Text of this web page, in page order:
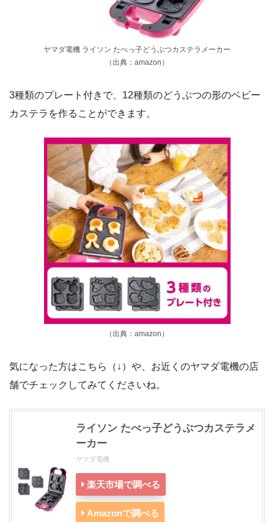
ヤマダ電機 ライソン たべっ子どうぶつカステラメーカー
（出典：amazon）
3種類のプレート付きで、12種類のどうぶつの形のベビー
カステラを作ることができます。
（出典：amazon）
気になった方はこちら（↓）や、お近くのヤマダ電機の店
舗でチェックしてみてくださいね。
ライソン たべっ子どうぶつカステラメ
ーカー
ヤマダ電機
楽天市場で調べる
Amazonで調べる